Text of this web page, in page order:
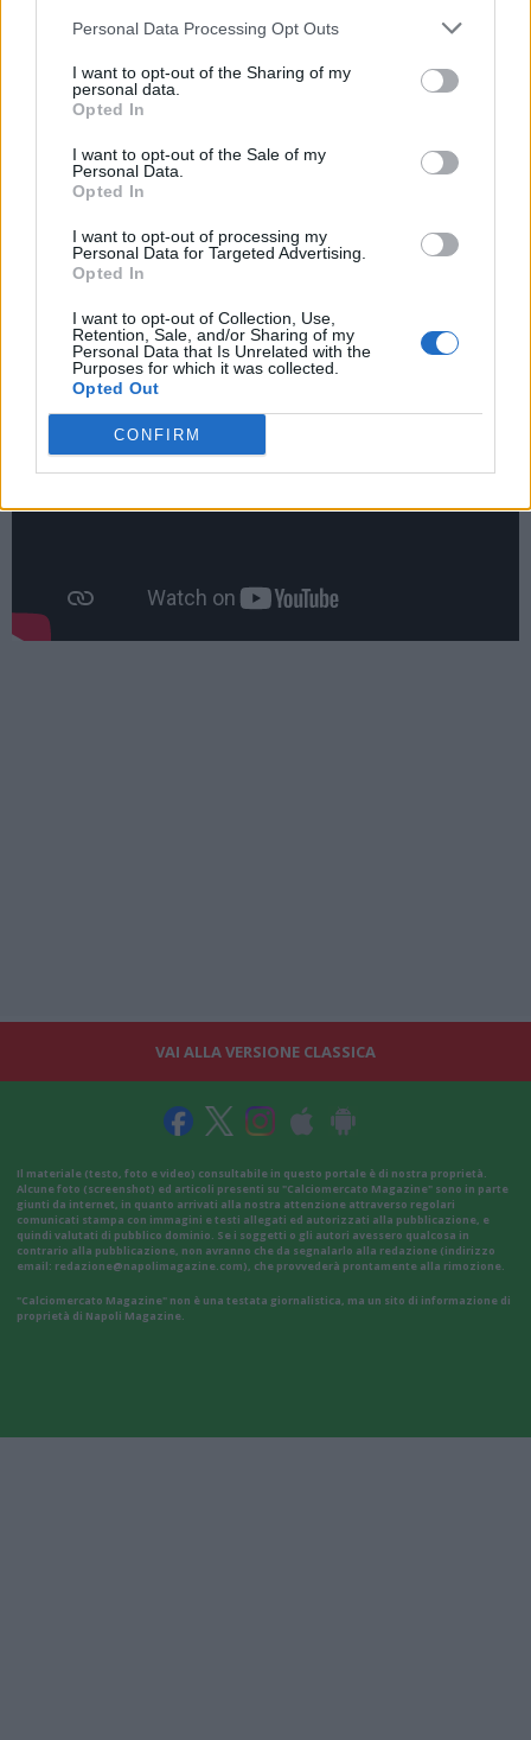
Personal Data Processing Opt Outs
I want to opt-out of the Sharing of my
personal data.
Opted In
I want to opt-out of the Sale of my
Personal Data.
Opted In
I want to opt-out of processing my
Personal Data for Targeted Advertising.
Opted In
I want to opt-out of Collection, Use,
Retention, Sale, and/or Sharing of my
Personal Data that Is Unrelated with the
Purposes for which it was collected.
Opted Out
CONFIRM
Champions non si chiede di più solo a lui. C'è solo un risultato
Conte ha ragione: il Napoli deve fare solo la corsa su se
stesso e poi guardare le altre. La voglia di vincere questa
che l'assenza di Buongiorno non sia un problema".
VAI ALLA VERSIONE CLASSICA
Il materiale (testo, foto e video) consultabile in questo portale è di nostra proprietà.
Alcune foto (screenshot) ed articoli presenti su "Calciomercato Magazine" sono in parte
giunti da internet, in quanto arrivati alla nostra attenzione attraverso regolari
comunicati stampa con immagini e testi allegati ed autorizzati alla pubblicazione, e
quindi valutati di pubblico dominio. Se i soggetti o gli autori avessero qualcosa in
contrario alla pubblicazione, non avranno che da segnalarlo alla redazione (indirizzo
email: redazione@napolimagazine.com), che provvederà prontamente alla rimozione.
"Calciomercato Magazine" non è una testata giornalistica, ma un sito di informazione di
proprietà di Napoli Magazine.